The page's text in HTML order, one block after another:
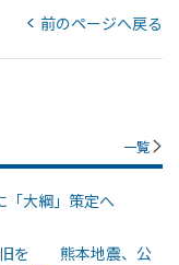
前のページへ戻る
一覧
大綱」策定へ
旧を 熊本地震、公